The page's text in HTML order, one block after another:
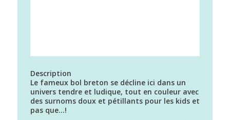
Description
Le fameux bol breton se décline ici dans un
univers tendre et ludique, tout en couleur avec
des surnoms doux et pétillants pour les kids et
pas que…!